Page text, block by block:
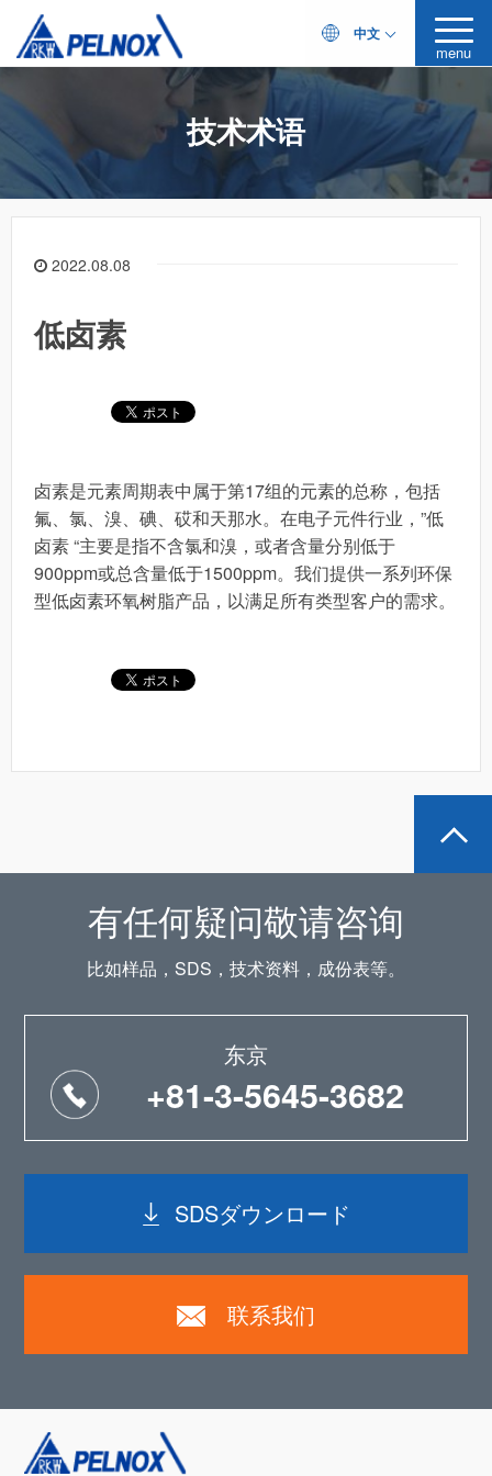
中文
menu
技术术语
2022.08.08
低卤素
卤素是元素周期表中属于第17组的元素的总称，包括
氟、氯、溴、碘、砹和天那水。在电子元件行业，”低
卤素 “主要是指不含氯和溴，或者含量分别低于
900ppm或总含量低于1500ppm。我们提供一系列环保
型低卤素环氧树脂产品，以满足所有类型客户的需求。
有任何疑问敬请咨询
比如样品，SDS，技术资料，成份表等。
东京
+81-3-5645-3682
SDSダウンロード
联系我们